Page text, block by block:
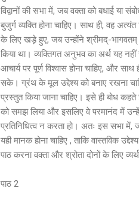
विद्वानों की सभा में, जब वक्ता को बधाई या
बुजुर्ग व्यक्ति होना चाहिए। साथ ही, वह
के लिए खड़े हुए, जब उन्होंने श्रीमद्-
किया था। व्यक्तिगत अनुभव का अर्थ यह
आचार्य पर पूर्ण विश्वास होना चाहिए, और
सके। ग्रंथ के मूल उद्देश्य को बनाए रखना
प्रस्तुत किया जाना चाहिए। इसे ही बोध
को समझ लिया और इसलिए वे परमानंद में उन्हें
प्रतिनिधित्व न करता हो। अतः इस सभा में,
यही मानक होना चाहिए , ताकि वास्तविक
पाठ करना वक्ता और श्रोता दोनों के लिए
पाठ 2